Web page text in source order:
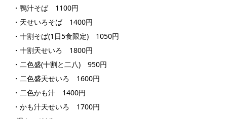
・鴨汁そば 1100円
・天せいろそば 1400円
・十割そば(1日5食限定) 1050円
・十割天せいろ 1800円
・二色盛(十割と二八) 950円
・二色盛天せいろ 1600円
・二色かも汁 1400円
・かも汁天せいろ 1700円